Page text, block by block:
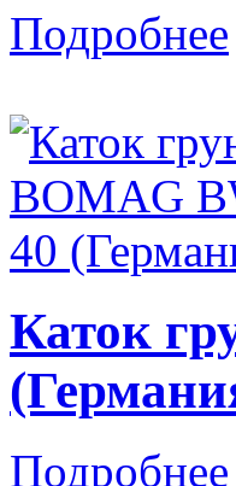
Подробнее
Каток
Подробнее